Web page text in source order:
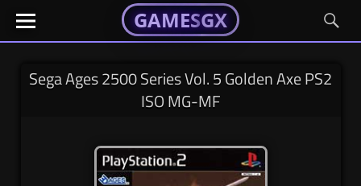
Skip
GAMESGX
El
portal
tus
GAMESGX
GAMESGX
El
portal
tus
Sega Ages 2500 Series Vol. 5 Golden Axe PS2
ISO MG-MF